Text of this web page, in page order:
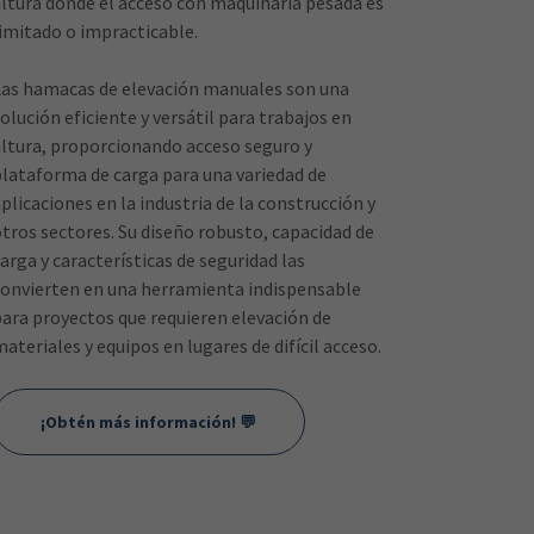
o impracticable.
hamacas de elevación manuales son una
eficiente y versátil para trabajos en
proporcionando acceso seguro y
de carga para una variedad de
en la industria de la construcción y
sectores. Su diseño robusto, capacidad de
y características de seguridad las
en una herramienta indispensable
proyectos que requieren elevación de
y equipos en lugares de difícil acceso.
¡Obtén más información! 💬